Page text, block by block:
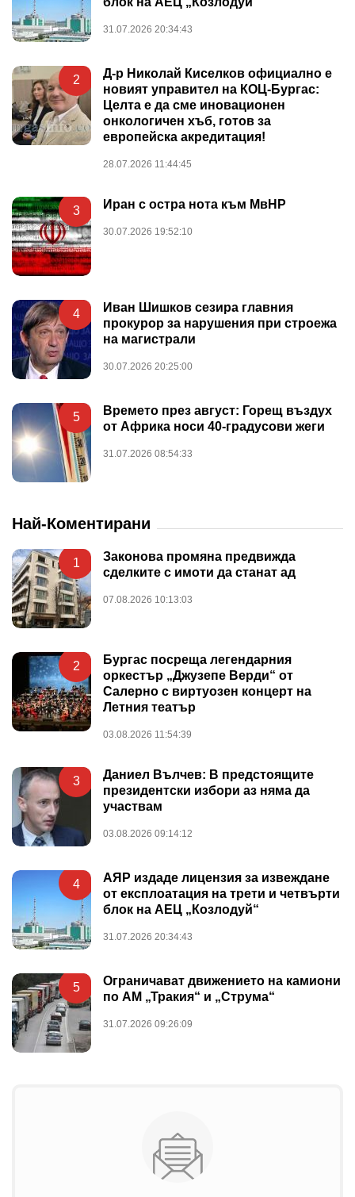
31.07.2026 20:34:43
2
Д-р Николай Киселков официално е
новият управител на КОЦ-Бургас:
Целта е да сме иновационен
онкологичен хъб, готов за
европейска акредитация!
28.07.2026 11:44:45
3 Иран с остра нота към МвНР
30.07.2026 19:52:10
4
Иван Шишков сезира главния
прокурор за нарушения при строежа
на магистрали
30.07.2026 20:25:00
5
Времето през август: Горещ въздух
от Африка носи 40-градусови жеги
31.07.2026 08:54:33
Най-Коментирани
1
Законова промяна предвижда
сделките с имоти да станат ад
07.08.2026 10:13:03
2
Бургас посреща легендарния
оркестър „Джузепе Верди“ от
Салерно с виртуозен концерт на
Летния театър
03.08.2026 11:54:39
3
Даниел Вълчев: В предстоящите
президентски избори аз няма да
участвам
03.08.2026 09:14:12
4
АЯР издаде лицензия за извеждане
от експлоатация на трети и четвърти
блок на АЕЦ „Козлодуй“
31.07.2026 20:34:43
5
Ограничават движението на камиони
по АМ „Тракия“ и „Струма“
31.07.2026 09:26:09